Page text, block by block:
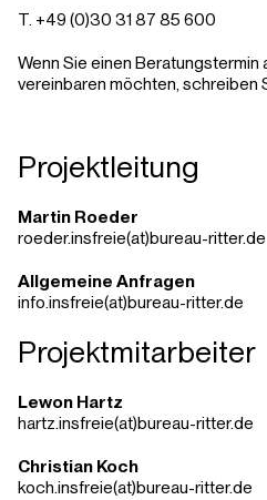
T. +49 (0)30 31 87 85 600
Wenn Sie einen
vereinbaren möchten, schreiben
Projektleitung
Martin Roeder
roeder.insfreie(at)bureau-ritter.de
Allgemeine Anfragen
info.insfreie(at)bureau-ritter.de
Projektmitarbeiter
Lewon Hartz
hartz.insfreie(at)bureau-ritter.de
Christian Koch
koch.insfreie(at)bureau-ritter.de